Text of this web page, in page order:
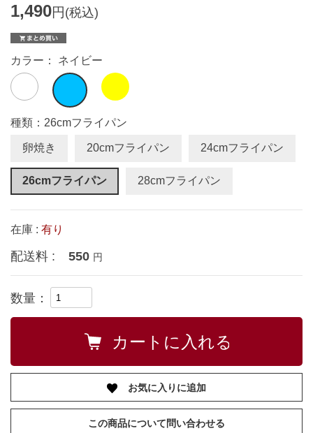
1,490円 (税込)
カラー： ネイビー
種類：26cmフライパン
卵焼き 20cmフライパン 24cmフライパン
26cmフライパン 28cmフライパン
在庫 : 有り
配送料 : 550 円
数量：
お気に入りに追加
この商品について問い合わせる